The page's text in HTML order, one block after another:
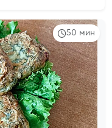
50 мин